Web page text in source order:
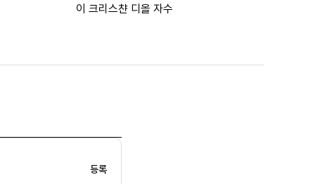
이 크리스챤 디올 자수
등록